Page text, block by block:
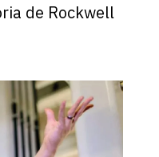
de Rockwell